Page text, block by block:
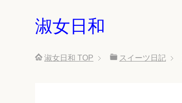
淑女日和
淑女日和 TOP スイーツ日記